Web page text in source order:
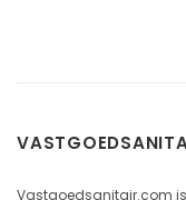
Vastgoedsanitair.com